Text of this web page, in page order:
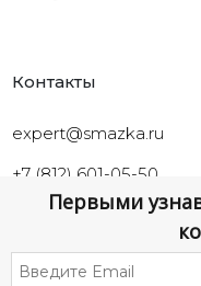
Первыми
Контакты
expert@smazka.ru
+7 (812) 601-05-50
Санкт-Петербург,
ул.Промышленная,